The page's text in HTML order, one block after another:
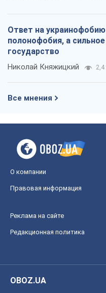
Ответ на
полонофобия, а
государство
Николай Княжицкий 2,4
Все мнения
О компании
Правовая информация
Реклама на сайте
Редакционная политика
OBOZ.UA